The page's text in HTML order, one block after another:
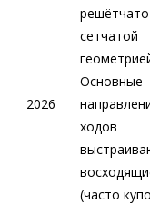
2026
сетчатой
Основные
ходов
(часто